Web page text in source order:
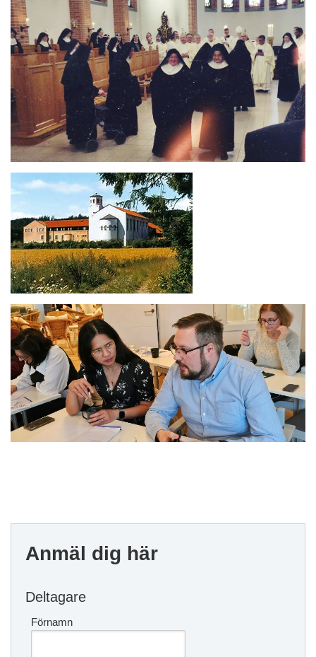
Anmäl dig här
Deltagare
Förnamn